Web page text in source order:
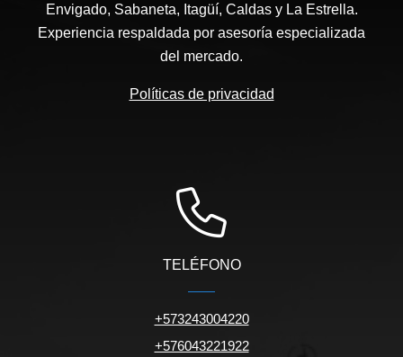
Envigado, Sabaneta, Itagüí, Caldas y La Estrella.
Experiencia respaldada por asesoría especializada
del mercado.
Políticas de privacidad
TELÉFONO
+573243004220
+576043221922